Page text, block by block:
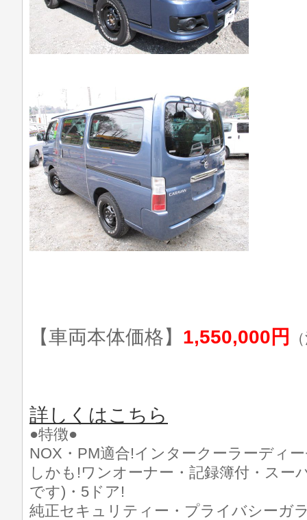
【車両本体価格】 1,550,000円
詳しくはこちら
●特徴●
NOX・PM適合!インタークーラーディ
しかも!ワンオーナー・記録簿付・スー
です)・5ドア!
純正セキュリティー・プライバシーガ